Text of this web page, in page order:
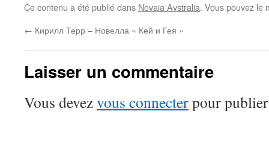
Ce contenu a été publié dans Novaia Avstralia. Vous pouvez le
← Кирилл Терр – Новелла « Кей и Гея »
Laisser un commentaire
Vous devezvous connecterpour